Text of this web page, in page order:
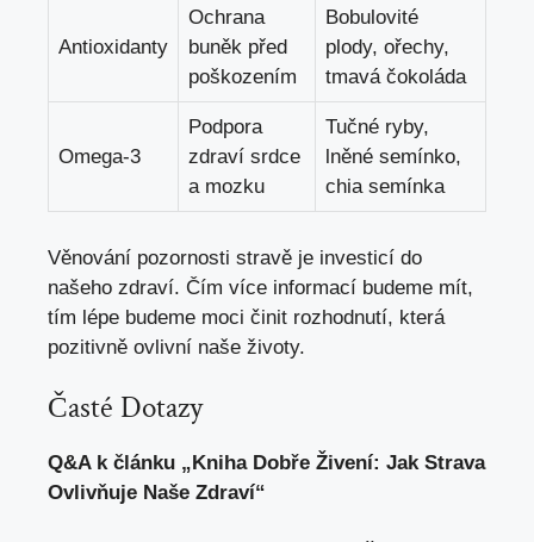
Antioxidanty
Ochrana
buněk před
poškozením
Bobulovité
plody, ořechy,
tmavá čokoláda
Omega-3
Podpora
zdraví srdce
a mozku
Tučné ryby,
lněné semínko,
chia semínka
Věnování pozornosti stravě je investicí do
našeho zdraví. Čím více informací budeme mít,
tím lépe budeme moci činit rozhodnutí, která
pozitivně ovlivní naše životy.
Časté Dotazy
Q&A k článku „Kniha Dobře Živení: Jak Strava
Ovlivňuje Naše Zdraví“